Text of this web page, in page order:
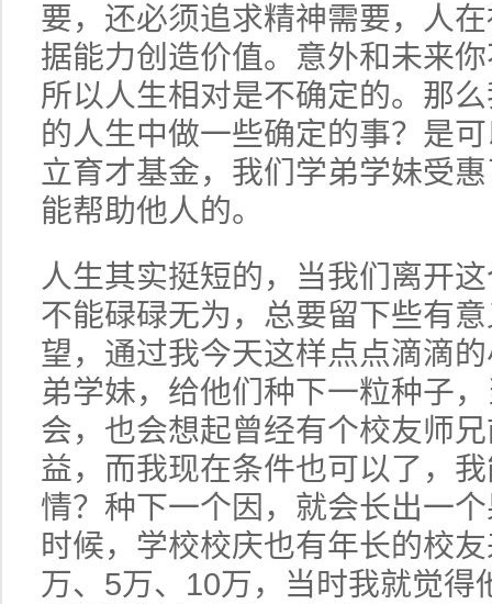
要，还必须追求精神需要，人
据能力创造价值。意外和未来
所以人生相对是不确定的。那
的人生中做一些确定的事？是
立育才基金，我们学弟学妹受
能帮助他人的。
人生其实挺短的，当我们离开
不能碌碌无为，总要留下些有
望，通过我今天这样点点滴滴
弟学妹，给他们种下一粒种子
会，也会想起曾经有个校友师
益，而我现在条件也可以了，
情？种下一个因，就会长出一
时候，学校校庆也有年长的校
万、5万、10万，当时我就觉得